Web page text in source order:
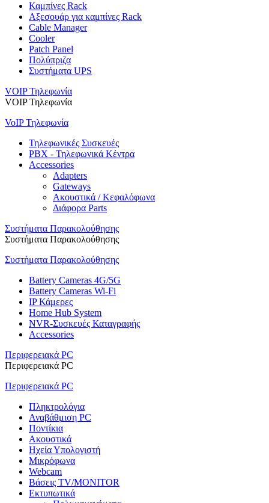
Καμπίνες Rack
Αξεσουάρ για καμπίνες Rack
Cable Manager
Cooler
Patch Panel
Πολύπριζα
Συστήματα UPS
VOIP Τηλεφωνία
VOIP Τηλεφωνία
VoIP Τηλεφωνία
Τηλεφωνικές Συσκευές
PBX - Τηλεφωνικά Κέντρα
Accessories
Adapters
Gateways
Ακουστικά / Κεφαλόφωνα
Διάφορα Parts
Συστήματα Παρακολούθησης
Συστήματα Παρακολούθησης
Συστήματα Παρακολούθησης
Battery Cameras 4G/5G
Battery Cameras Wi-Fi
IP Κάμερες
Home Hub System
NVR-Συσκευές Καταγραφής
Accessories
Περιφερειακά PC
Περιφερειακά PC
Περιφερειακά PC
Πληκτρολόγια
Αναβάθμιση PC
Ποντίκια
Ακουστικά
Ηχεία Υπολογιστή
Μικρόφωνα
Webcam
Βάσεις TV/MONITOR
Εκτυπωτικά